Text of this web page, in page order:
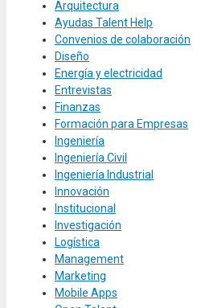
Arquitectura
Ayudas Talent Help
Convenios de colaboración
Diseño
Energía y electricidad
Entrevistas
Finanzas
Formación para Empresas
Ingeniería
Ingeniería Civil
Ingeniería Industrial
Innovación
Institucional
Investigación
Logística
Management
Marketing
Mobile Apps